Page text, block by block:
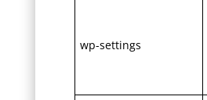
wp-settings